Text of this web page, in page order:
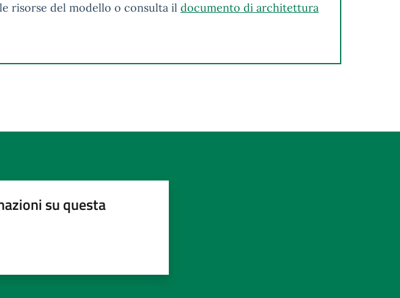
risorse del modello o consulta il documento di architettura
su questa